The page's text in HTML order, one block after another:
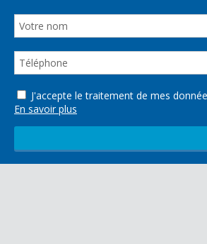
J'accepte le traitement de mes
En savoir plus